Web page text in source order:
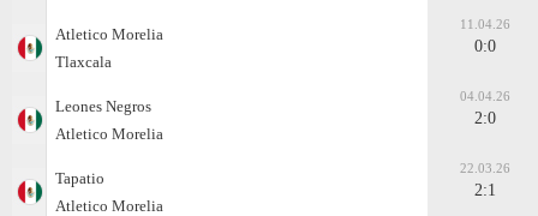
Atletico Morelia
Tlaxcala
11.04.26
0:0
Leones Negros
Atletico Morelia
04.04.26
2:0
Tapatio
Atletico Morelia
22.03.26
2:1